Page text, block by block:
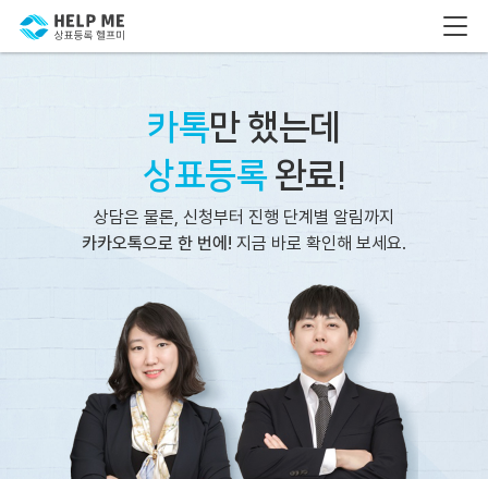
카톡만 했는데
상표등록 완료!
상담은 물론, 신청부터 진행 단계별 알림까지
카카오톡으로 한 번에! 지금 바로 확인해 보세요.